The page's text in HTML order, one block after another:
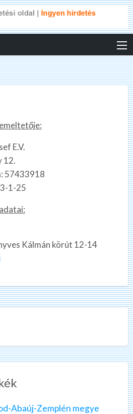
E.V.
12.
57433918
1-25
Kálmán körút 12-14
Abaúj-Zemplén megye